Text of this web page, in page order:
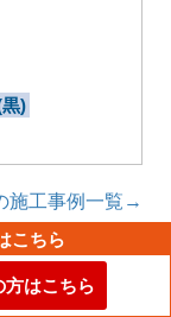
)
施工事例一覧→
こちら
方はこちら